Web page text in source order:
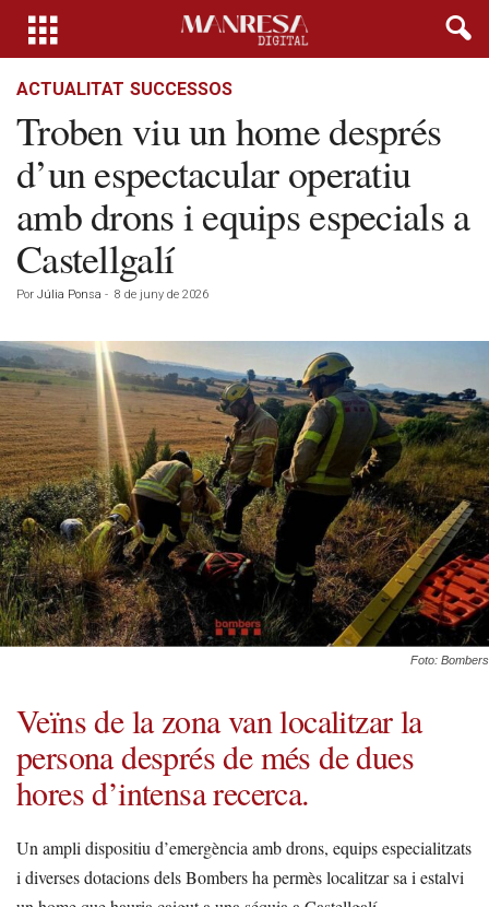
ACTUALITAT SUCCESSOS
Troben viu un home després
d’un espectacular operatiu
amb drons i equips especials a
Castellgalí
Por Júlia Ponsa - 8 de juny de 2026
Foto: Bombers
Veïns de la zona van localitzar la
personadesprés de més de dues
hores d’intensa recerca.
Un ampli dispositiu d’emergència amb drons, equips especialitzats
i diverses dotacions dels Bombers ha permès localitzar sa i estalvi